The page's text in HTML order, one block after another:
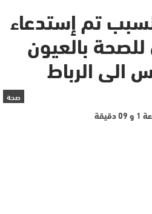
تم إستدعاء
بالعيون
الى الرباط
صحة